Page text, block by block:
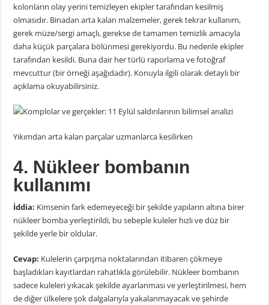
kolonların olay yerini temizleyen ekipler tarafından kesilmiş
olmasıdır. Binadan arta kalan malzemeler, gerek tekrar kullanım,
gerek müze/sergi amaçlı, gerekse de tamamen temizlik amacıyla
daha küçük parçalara bölünmesi gerekiyordu. Bu nedenle ekipler
tarafından kesildi. Buna dair her türlü raporlama ve fotoğraf
mevcuttur (bir örneği aşağıdadır). Konuyla ilgili olarak detaylı bir
açıklama okuyabilirsiniz.
Yıkımdan arta kalan parçalar uzmanlarca kesilirken
4. Nükleer bombanın
kullanımı
İddia: Kimsenin fark edemeyeceği bir şekilde yapıların altına birer
nükleer bomba yerleştirildi, bu sebeple kuleler hızlı ve düz bir
şekilde yerle bir oldular.
Cevap: Kulelerin çarpışma noktalarından itibaren çökmeye
başladıkları kayıtlardan rahatlıkla görülebilir. Nükleer bombanın
sadece kuleleri yıkacak şekilde ayarlanması ve yerleştirilmesi, hem
de diğer ülkelere şok dalgalarıyla yakalanmayacak ve şehirde